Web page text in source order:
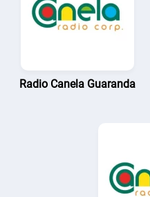
Radio Canela Guaranda